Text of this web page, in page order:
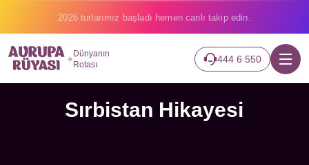
2026 turlarımız başladı hemen canlı takip edin.
Dünyanın
Rotası
444 6 550
Sırbistan Hikayesi